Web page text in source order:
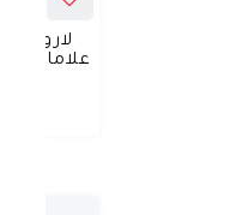
لاروش
علامات